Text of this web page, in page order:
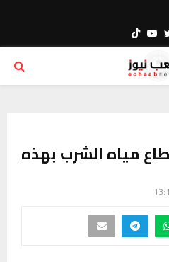
Twitter
Youtube
مياه الشرب بهذه